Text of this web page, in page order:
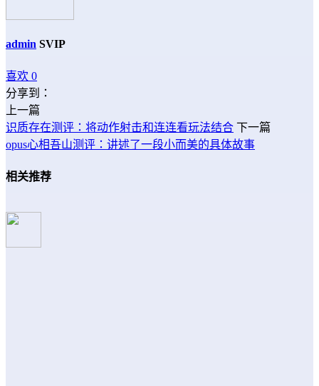
admin SVIP
喜欢 0
分享到：
上一篇
识质存在测评：将动作射击和连连看玩法结合 下一篇
opus心相吾山测评：讲述了一段小而美的具体故事
相关推荐